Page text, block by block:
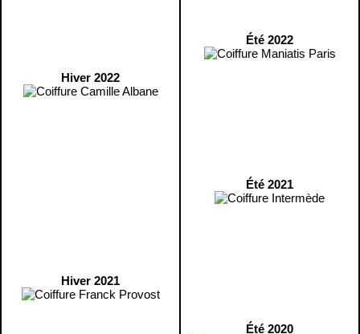
Hiver 2022
Hiver 2021
Été 2022
Été 2021
Été 2020